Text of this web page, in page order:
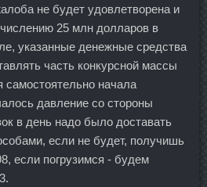
не будет удовлетворена и
25 млн долларов в
указанные денежные средства
часть конкурсной массы
начала
давление со стороны
в день надо было доставать
если не будет, получишь
если погрузимся - будем